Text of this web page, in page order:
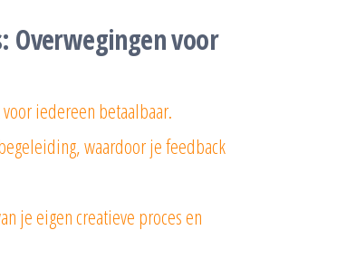
Overwegingen voor
iedereen betaalbaar.
waardoor je feedback
je eigen creatieve proces en